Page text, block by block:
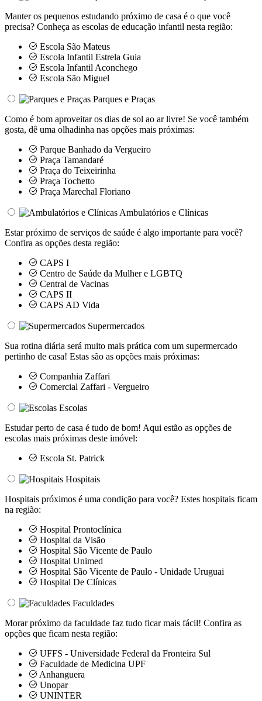
Manter os pequenos estudando próximo de casa é o que você
precisa? Conheça as escolas de educação infantil nesta região:
Escola São Mateus
Escola Infantil Estrela Guia
Escola Infantil Aconchego
Escola São Miguel
Parques e Praças
Como é bom aproveitar os dias de sol ao ar livre! Se você também
gosta, dê uma olhadinha nas opções mais próximas:
Parque Banhado da Vergueiro
Praça Tamandaré
Praça do Teixeirinha
Praça Tochetto
Praça Marechal Floriano
Ambulatórios e Clínicas
Estar próximo de serviços de saúde é algo importante para você?
Confira as opções desta região:
CAPS I
Centro de Saúde da Mulher e LGBTQ
Central de Vacinas
CAPS II
CAPS AD Vida
Supermercados
Sua rotina diária será muito mais prática com um supermercado
pertinho de casa! Estas são as opções mais próximas:
Companhia Zaffari
Comercial Zaffari - Vergueiro
Escolas
Estudar perto de casa é tudo de bom! Aqui estão as opções de
escolas mais próximas deste imóvel:
Escola St. Patrick
Hospitais
Hospitais próximos é uma condição para você? Estes hospitais ficam
na região:
Hospital Prontoclínica
Hospital da Visão
Hospital São Vicente de Paulo
Hospital Unimed
Hospital São Vicente de Paulo - Unidade Uruguai
Hospital De Clínicas
Faculdades
Morar próximo da faculdade faz tudo ficar mais fácil! Confira as
opções que ficam nesta região:
UFFS - Universidade Federal da Fronteira Sul
Faculdade de Medicina UPF
Anhanguera
Unopar
UNINTER